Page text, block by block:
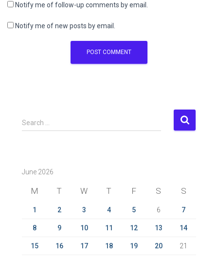
Notify me of follow-up comments by email.
Notify me of new posts by email.
S
e
h
Search …
June 2026
M T W T F S S
1 2 3 4 5 6 7
8 9 10 11 12 13 14
15 16 17 18 19 20 21